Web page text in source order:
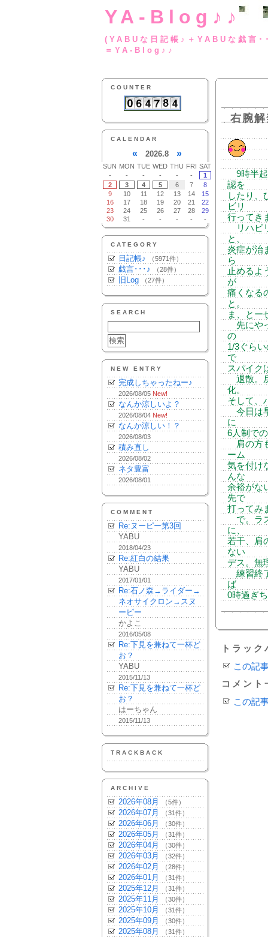
YA-Blog♪♪
(YABUな日記帳♪
＝YA-Blog♪♪
COUNTER
CALENDAR
« 2026.8 »
SUN MON TUE WED THU FRI SAT
-
- - - - -
1
2
3 4 5 6 7
8
9
10 11 12 13 14
15
16
17 18 19 20 21
22
23
24 25 26 27 28
29
30
31 - - - - -
CATEGORY
日記帳♪ （5971件）
戯言･･･♪ （28件）
旧Log （27件）
SEARCH
NEW ENTRY
完成しちゃったねー♪
2026/08/05 New!
なんか涼しいよ？
2026/08/04 New!
なんか涼しい！？
2026/08/03
積み直し
2026/08/02
ネタ豊富
2026/08/01
COMMENT
Re:ヌーピー第3回
YABU
2018/04/23
Re:紅白の結果
YABU
2017/01/01
Re:石ノ森→ライダー→
ネオサイクロン→スヌ
ーピー
かよこ
2016/05/08
Re:下見を兼ねて一杯ど
お？
YABU
2015/11/13
Re:下見を兼ねて一杯ど
お？
はーちゃん
2015/11/13
TRACKBACK
ARCHIVE
2026年08月 （5件）
2026年07月 （31件）
2026年06月 （30件）
2026年05月 （31件）
2026年04月 （30件）
2026年03月 （32件）
2026年02月 （28件）
2026年01月 （31件）
2025年12月 （31件）
2025年11月 （30件）
2025年10月 （31件）
2025年09月 （30件）
2025年08月 （31件）
右腕
9時半起
認を
したり、
ビリ
行ってき
リハビ
と、
炎症が治
ら
止めるよ
が
痛くなる
と。
ま、とー
先にや
の
1/3ぐら
で
スパイク
退散。
化。
そして、
今日は
に
6人制で
肩の方
ーム
気を付け
んな
余裕がな
先で
打ってみ
で。ラ
に、
若干、肩
ない
デス。無
練習終
ば
0時過ぎ
トラッ
この記
コメント
この記